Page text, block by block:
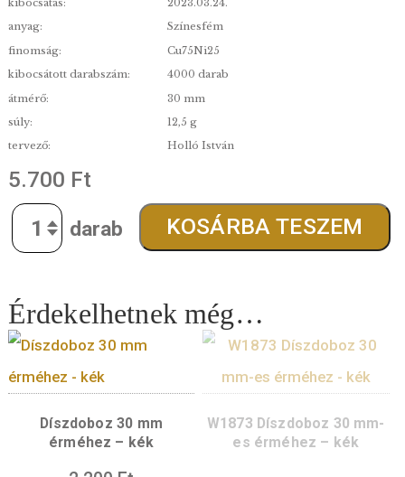
bemutató sorozat III. tagja!
Tudósok és tudomány-rajongók tökéletes
lehet!
minőség:
kibocsátás: 2023.03.24.
anyag:
kibocsátott darabszám: 4000 darab
átmérő:
30 mm
tervező:
Holló István
5.700Ft
Quantity KOSÁRBA